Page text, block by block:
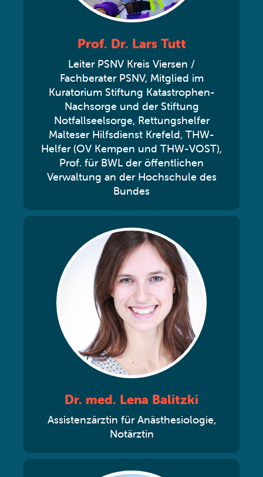
Prof. Dr. Lars Tutt
Leiter PSNV Kreis Viersen /
Fachberater PSNV, Mitglied im
Kuratorium Stiftung Katastrophen-
Nachsorge und der Stiftung
Notfallseelsorge, Rettungshelfer
Malteser Hilfsdienst Krefeld, THW-
Helfer (OV Kempen und THW-VOST),
Prof. für BWL der öffentlichen
Verwaltung an der Hochschule des
Bundes
Dr. med. Lena Balitzki
Assistenzärztin für Anästhesiologie,
Notärztin